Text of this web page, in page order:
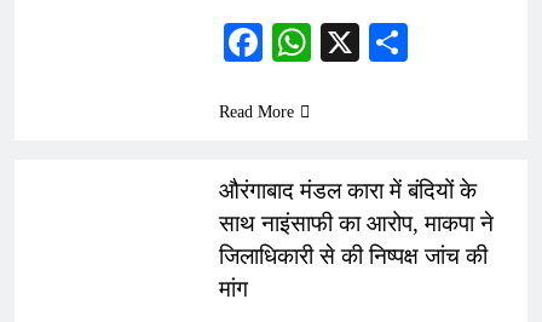
Facebook
WhatsApp
X
Read More
औरंगाबाद मंडल कारा में बंदियों के
साथ नाइंसाफी का आरोप, माकपा ने
जिलाधिकारी से की निष्पक्ष जांच की
मांग